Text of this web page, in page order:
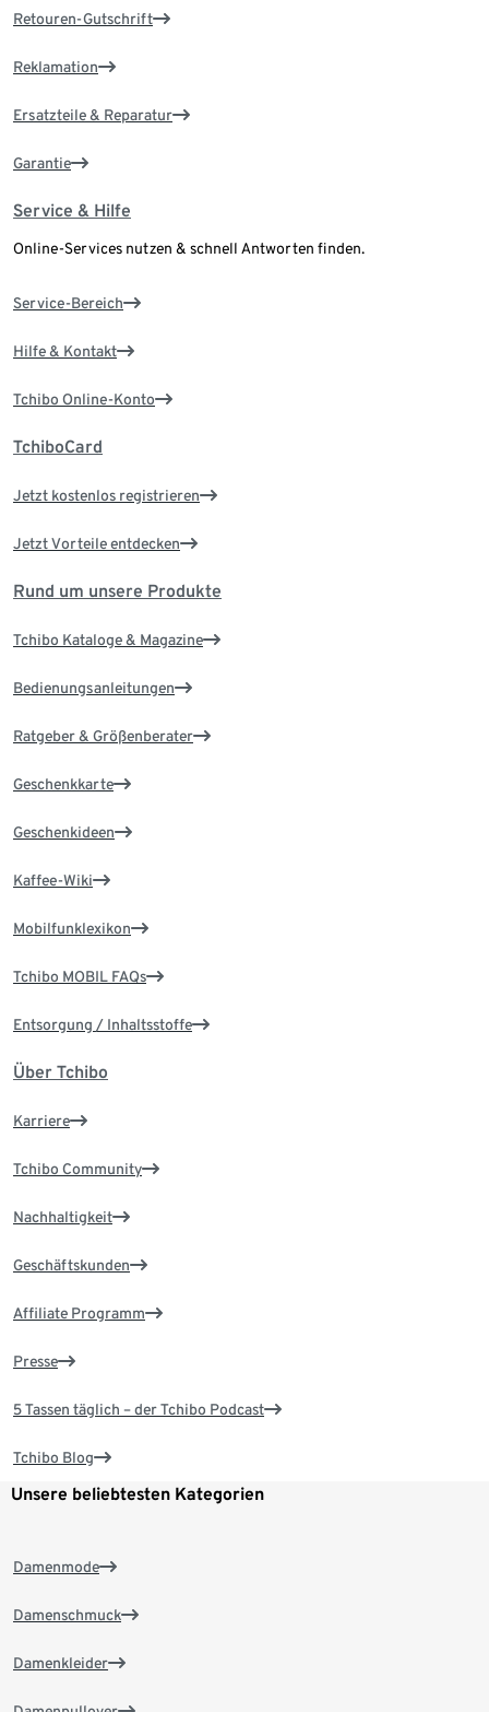
Retouren-Gutschrift
Reklamation
Ersatzteile & Reparatur
Garantie
Service & Hilfe
Online-Services nutzen & schnell Antworten finden.
Service-Bereich
Hilfe & Kontakt
Tchibo Online-Konto
TchiboCard
Jetzt kostenlos registrieren
Jetzt Vorteile entdecken
Rund um unsere Produkte
Tchibo Kataloge & Magazine
Bedienungsanleitungen
Ratgeber & Größenberater
Geschenkkarte
Geschenkideen
Kaffee-Wiki
Mobilfunklexikon
Tchibo MOBIL FAQs
Entsorgung / Inhaltsstoffe
Über Tchibo
Karriere
Tchibo Community
Nachhaltigkeit
Geschäftskunden
Affiliate Programm
Presse
5 Tassen täglich – der Tchibo Podcast
Tchibo Blog
Unsere beliebtesten Kategorien
Damenmode
Damenschmuck
Damenkleider